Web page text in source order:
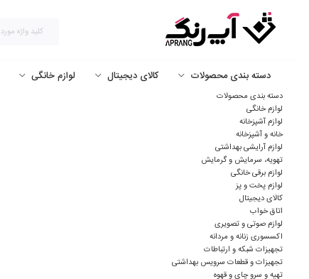
دسته بندی محصولات کالای دیجیتال لوازم خانگی
دسته بندی محصولات
لوازم خانگی
لوازم آشپزخانه
خانه و آشپزخانه
لوازم آرایشی بهداشتی
تهویه، سرمایش و گرمایش
لوازم برقی خانگی
لوازم پخت و پز
کالای دیجیتال
اتاق خواب
لوازم صوتی و تصویری
اکسسوری زنانه و مردانه
تجهیزات شبکه و ارتباطات
تجهیزات و قطعات سرویس بهداشتی
تهیه و سرو چای و قهوه